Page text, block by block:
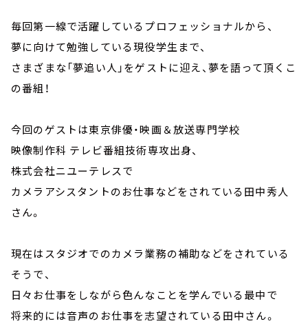
毎回第一線で活躍しているプロフェッショナルから、
夢に向けて勉強している現役学生まで、
さまざまな「夢追い人」をゲストに迎え、夢を語って頂くこ
の番組！
今回のゲストは東京俳優・映画＆放送専門学校
映像制作科 テレビ番組技術専攻出身、
株式会社ニユーテレスで
カメラアシスタントのお仕事などをされている田中秀人
さん。
現在はスタジオでのカメラ業務の補助などをされている
そうで、
日々お仕事をしながら色んなことを学んでいる最中で
将来的には音声のお仕事を志望されている田中さん。